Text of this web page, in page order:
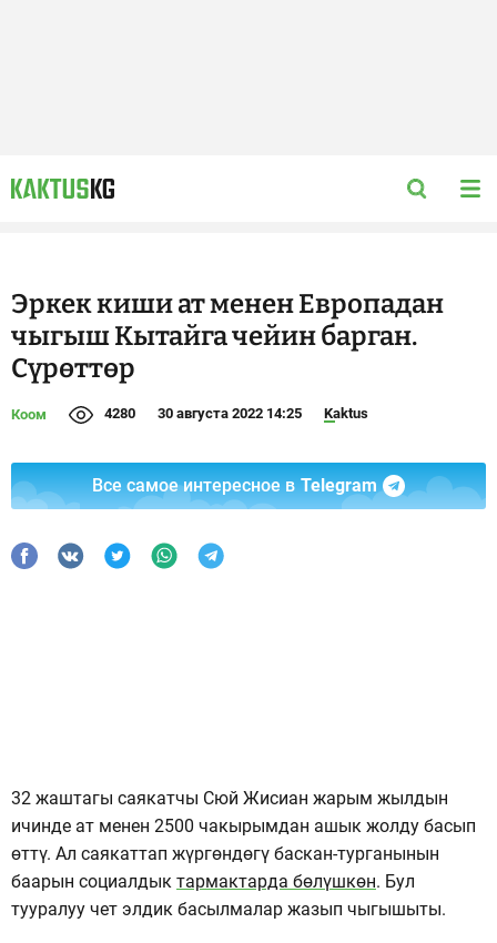
Эркек киши ат менен Европадан
чыгыш Кытайга чейин барган.
Сүрөттөр
Коом 4280 30 августа 2022 14:25 Kaktus
Все самое интересное в Telegram
32 жаштагы саякатчы Сюй Жисиан жарым жылдын
ичинде ат менен 2500 чакырымдан ашык жолду басып
өттү. Ал саякаттап жүргөндөгү баскан-турганынын
баарын социалдык тармактарда бөлүшкөн. Бул
тууралуу чет элдик басылмалар жазып чыгышыты.